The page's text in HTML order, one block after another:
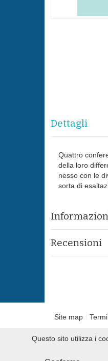
Questo sito utilizza i
Dettagli
Quattro
della loro
nesso con le
sorta di
Recensioni
Site map